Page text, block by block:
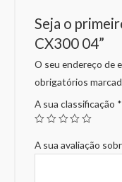
Seja o
CX300 04”
O seu endereço de
obrigatórios
A sua classificação *
A sua avaliação